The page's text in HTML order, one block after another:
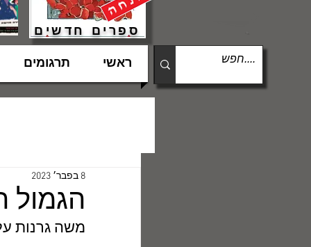
ספרים חדשים
ראשי תרגומים
הגמול
8 בפבר׳ 2023
משה גרנות